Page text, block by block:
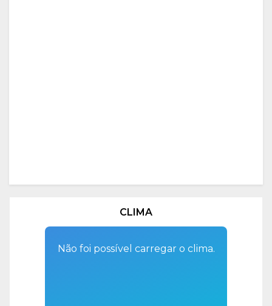
CLIMA
Não foi possível carregar o clima.